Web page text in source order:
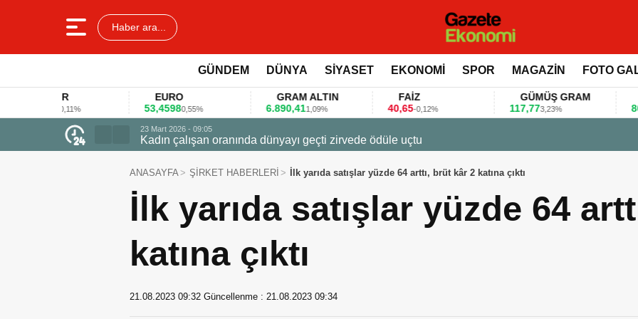
Haber ara...
GÜNDEM DÜNYA SİYASET EKONOMİ SPOR MAGAZİN FOTO
0,55%
GRAM ALTIN
1,09%
GÜMÜŞ GRAM
3,23%
BITCOIN
23 Mart 2026 - 07:12
Firmalar gıda fuarlarını bu anket ile değerlendirdi
ANASAYFA ŞİRKET HABERLERİ İlk yarıda satışlar yüzde 64 arttı, brüt kâr 2 katına çıktı
İlk yarıda satışlar yüzde 64
katına çıktı
21.08.2023 09:32 Güncellenme : 21.08.2023 09:34